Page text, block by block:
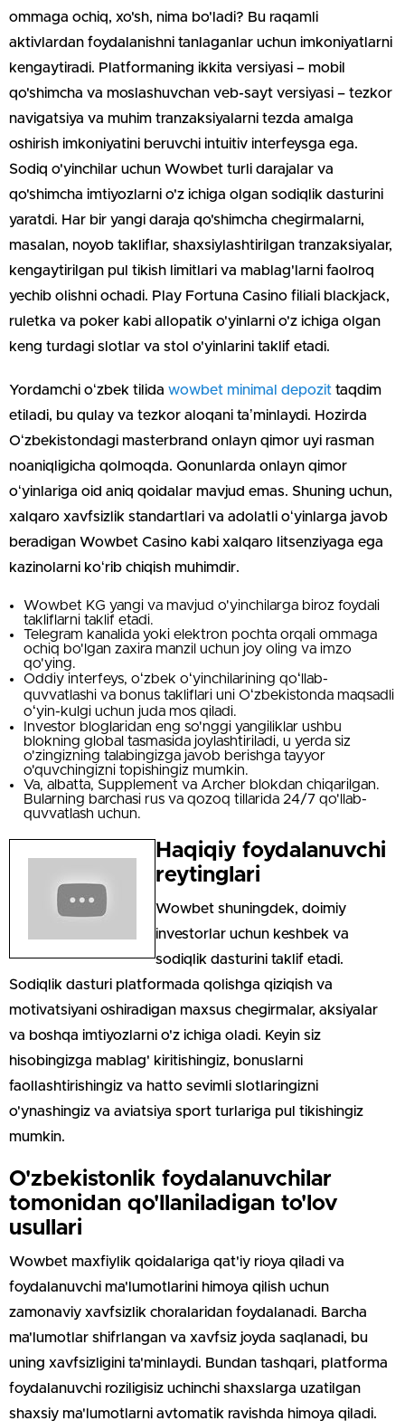
ommaga ochiq, xo'sh, nima bo'ladi? Bu raqamli
aktivlardan foydalanishni tanlaganlar uchun imkoniyatlarni
kengaytiradi. Platformaning ikkita versiyasi – mobil
qo'shimcha va moslashuvchan veb-sayt versiyasi – tezkor
navigatsiya va muhim tranzaksiyalarni tezda amalga
oshirish imkoniyatini beruvchi intuitiv interfeysga ega.
Sodiq o'yinchilar uchun Wowbet turli darajalar va
qo'shimcha imtiyozlarni o'z ichiga olgan sodiqlik dasturini
yaratdi. Har bir yangi daraja qo'shimcha chegirmalarni,
masalan, noyob takliflar, shaxsiylashtirilgan tranzaksiyalar,
kengaytirilgan pul tikish limitlari va mablag'larni faolroq
yechib olishni ochadi. Play Fortuna Casino filiali blackjack,
ruletka va poker kabi allopatik o'yinlarni o'z ichiga olgan
keng turdagi slotlar va stol o'yinlarini taklif etadi.
Yordamchi oʻzbek tilida wowbet minimal depozit taqdim
etiladi, bu qulay va tezkor aloqani taʼminlaydi. Hozirda
Oʻzbekistondagi masterbrand onlayn qimor uyi rasman
noaniqligicha qolmoqda. Qonunlarda onlayn qimor
oʻyinlariga oid aniq qoidalar mavjud emas. Shuning uchun,
xalqaro xavfsizlik standartlari va adolatli oʻyinlarga javob
beradigan Wowbet Casino kabi xalqaro litsenziyaga ega
kazinolarni koʻrib chiqish muhimdir.
Wowbet KG yangi va mavjud o'yinchilarga biroz foydali
takliflarni taklif etadi.
Telegram kanalida yoki elektron pochta orqali ommaga
ochiq bo'lgan zaxira manzil uchun joy oling va imzo
qo'ying.
Oddiy interfeys, oʻzbek oʻyinchilarining qoʻllab-
quvvatlashi va bonus takliflari uni Oʻzbekistonda maqsadli
oʻyin-kulgi uchun juda mos qiladi.
Investor bloglaridan eng so'nggi yangiliklar ushbu
blokning global tasmasida joylashtiriladi, u yerda siz
o'zingizning talabingizga javob berishga tayyor
o'quvchingizni topishingiz mumkin.
Va, albatta, Supplement va Archer blokdan chiqarilgan.
Bularning barchasi rus va qozoq tillarida 24/7 qo'llab-
quvvatlash uchun.
Haqiqiy foydalanuvchi
reytinglari
Wowbet shuningdek, doimiy
investorlar uchun keshbek va
sodiqlik dasturini taklif etadi.
Sodiqlik dasturi platformada qolishga qiziqish va
motivatsiyani oshiradigan maxsus chegirmalar, aksiyalar
va boshqa imtiyozlarni o'z ichiga oladi. Keyin siz
hisobingizga mablag' kiritishingiz, bonuslarni
faollashtirishingiz va hatto sevimli slotlaringizni
o'ynashingiz va aviatsiya sport turlariga pul tikishingiz
mumkin.
O'zbekistonlik foydalanuvchilar
tomonidan qo'llaniladigan to'lov
usullari
Wowbet maxfiylik qoidalariga qat'iy rioya qiladi va
foydalanuvchi ma'lumotlarini himoya qilish uchun
zamonaviy xavfsizlik choralaridan foydalanadi. Barcha
ma'lumotlar shifrlangan va xavfsiz joyda saqlanadi, bu
uning xavfsizligini ta'minlaydi. Bundan tashqari, platforma
foydalanuvchi roziligisiz uchinchi shaxslarga uzatilgan
shaxsiy ma'lumotlarni avtomatik ravishda himoya qiladi.